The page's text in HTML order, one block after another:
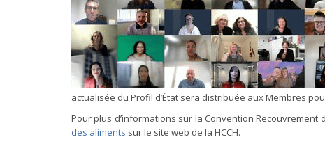
actualisée du Profil d’État sera distribuée aux Membres
Pour plus d’informations sur la Convention Recouvrement
des aliments sur le site web de la HCCH.